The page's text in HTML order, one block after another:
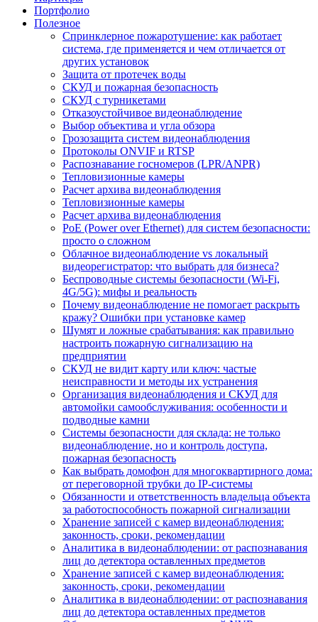
Портфолио
Полезное
Спринклерное пожаротушение: как работает
система, где применяется и чем отличается от
других установок
Защита от протечек воды
СКУД и пожарная безопасность
СКУД с турникетами
Отказоустойчивое видеонаблюдение
Выбор объектива и угла обзора
Грозозащита систем видеонаблюдения
Протоколы ONVIF и RTSP
Распознавание госномеров (LPR/ANPR)
Тепловизионные камеры
Расчет архива видеонаблюдения
Тепловизионные камеры
Расчет архива видеонаблюдения
PoE (Power over Ethernet) для систем безопасности:
просто о сложном
Облачное видеонаблюдение vs локальный
видеорегистратор: что выбрать для бизнеса?
Беспроводные системы безопасности (Wi-Fi,
4G/5G): мифы и реальность
Почему видеонаблюдение не помогает раскрыть
кражу? Ошибки при установке камер
Шумят и ложные срабатывания: как правильно
настроить пожарную сигнализацию на
предприятии
СКУД не видит карту или ключ: частые
неисправности и методы их устранения
Организация видеонаблюдения и СКУД для
автомойки самообслуживания: особенности и
подводные камни
Системы безопасности для склада: не только
видеонаблюдение, но и контроль доступа,
пожарная безопасность
Как выбрать домофон для многоквартирного дома:
от переговорной трубки до IP-системы
Обязанности и ответственность владельца объекта
за работоспособность пожарной сигнализации
Хранение записей с камер видеонаблюдения:
законность, сроки, рекомендации
Аналитика в видеонаблюдении: от распознавания
лиц до детектора оставленных предметов
Хранение записей с камер видеонаблюдения:
законность, сроки, рекомендации
Аналитика в видеонаблюдении: от распознавания
лиц до детектора оставленных предметов